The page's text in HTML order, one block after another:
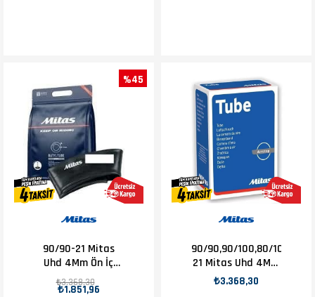
90/90-21 Mitas
Uhd 4Mm Ön İç
Lastik
₺1.851,96
₺3.368,30
%45
90/90,90/100,80/100-
21 Mitas Uhd 4Mm
Ön İç Lastik
₺3.368,30